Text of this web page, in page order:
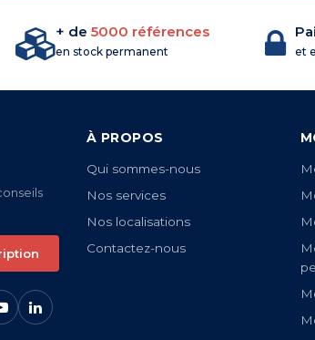
+ de 5000 références
en stock permanent et
À PROPOS
Qui sommes-nous
Nos services
Nos localisations
Contactez-nous